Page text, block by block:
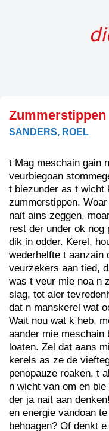
Zummerstippen
SANDERS, ROEL
t Mag meschain gain
veurbiegoan
t biezunder as t wicht
zummerstippen.
nait ains zeggen,
rest der under ok nog
dik in odder. Kerel,
wederhelfte t aanzain
veurzekers aan tied,
was t veur mie noa n
slag, tot aler
dat n manskerel wat
Wait nou wat k heb,
aander mie
loaten. Zel dat aans
kerels as ze de
penopauze roaken, t
n wicht van om en
der ja nait aan
en energie vandoan te
behoagen? Of denkt